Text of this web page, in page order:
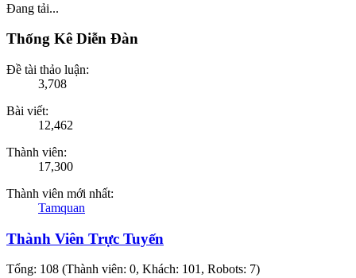
Đang tải...
Thống Kê Diễn Đàn
Đề tài thảo luận:
3,708
Bài viết:
12,462
Thành viên:
17,300
Thành viên mới nhất:
Tamquan
Thành Viên Trực Tuyến
Tổng: 108 (Thành viên: 0, Khách: 101, Robots: 7)